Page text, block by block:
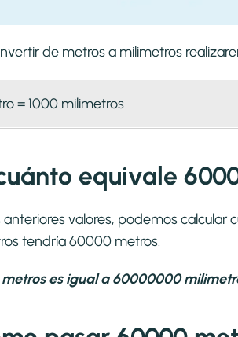
de metros a milimetros
= 1000 milimetros
equivale
anteriores valores, podemos
tendría 60000 metros.
es igual a 60000000